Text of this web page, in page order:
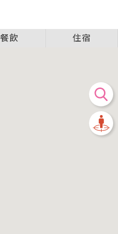
餐飲 住宿